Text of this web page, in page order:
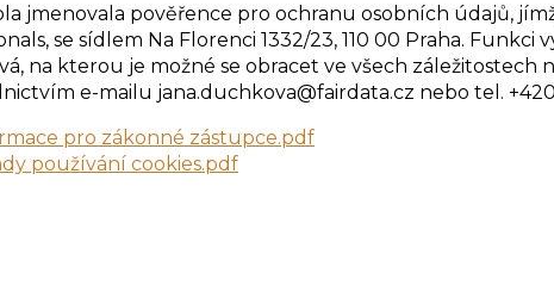
pověřence pro ochranu osobních údajů, jímž
se sídlem Na Florenci 1332/23, 110 00 Praha. Funkci
na kterou je možné se obracet ve všech záležitostech
e-mailu jana.duchkova@fairdata.cz nebo tel. +420
pro zákonné zástupce.pdf
používání cookies.pdf